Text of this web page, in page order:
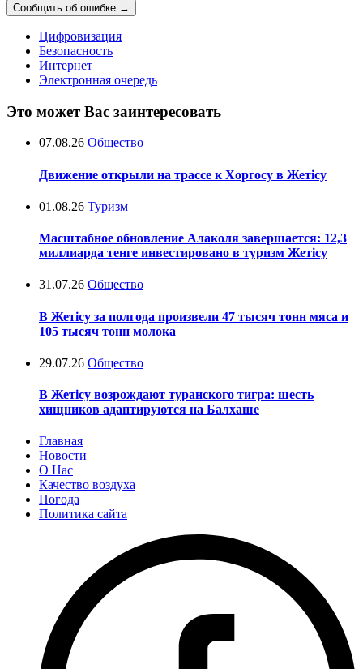
Сообщить об ошибке →
Цифровизация
Безопасность
Интернет
Электронная очередь
Это может Вас заинтересовать
07.08.26 Общество
Движение открыли на трассе к Хоргосу в Жетісу
01.08.26 Туризм
Масштабное обновление Алаколя завершается: 12,3
миллиарда тенге инвестировано в туризм Жетісу
31.07.26 Общество
В Жетісу за полгода произвели 47 тысяч тонн мяса и
105 тысяч тонн молока
29.07.26 Общество
В Жетісу возрождают туранского тигра: шесть
хищников адаптируются на Балхаше
Главная
Новости
О Нас
Качество воздуха
Погода
Политика сайта